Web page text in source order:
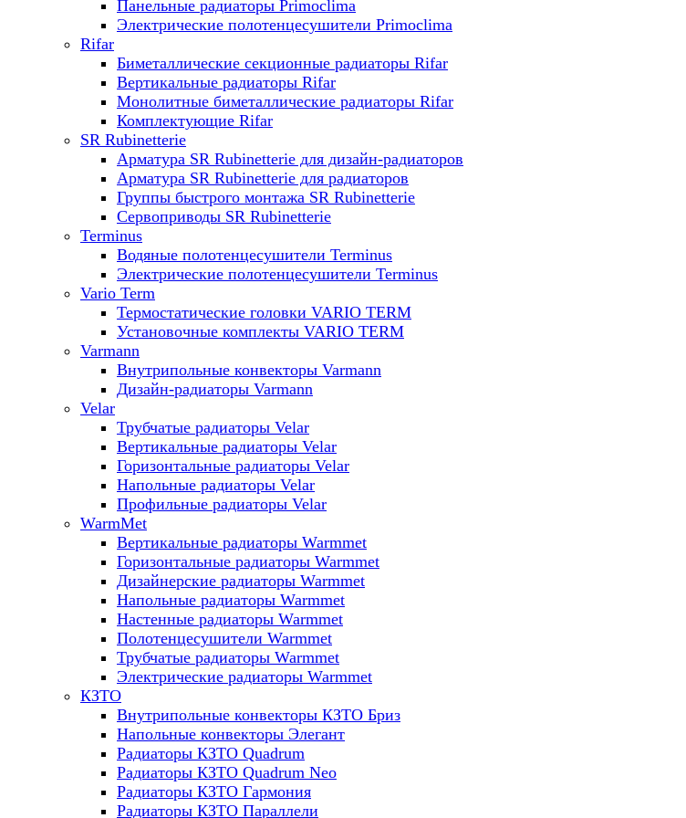
Панельные радиаторы Primoclima
Электрические полотенцесушители Primoclima
Rifar
Биметаллические секционные радиаторы Rifar
Вертикальные радиаторы Rifar
Монолитные биметаллические радиаторы Rifar
Комплектующие Rifar
SR Rubinetterie
Арматура SR Rubinetterie для дизайн-радиаторов
Арматура SR Rubinetterie для радиаторов
Группы быстрого монтажа SR Rubinetterie
Сервоприводы SR Rubinetterie
Terminus
Водяные полотенцесушители Terminus
Электрические полотенцесушители Terminus
Vario Term
Термостатические головки VARIO TERM
Установочные комплекты VARIO TERM
Varmann
Внутрипольные конвекторы Varmann
Дизайн-радиаторы Varmann
Velar
Трубчатые радиаторы Velar
Вертикальные радиаторы Velar
Горизонтальные радиаторы Velar
Напольные радиаторы Velar
Профильные радиаторы Velar
WarmMet
Вертикальные радиаторы Warmmet
Горизонтальные радиаторы Warmmet
Дизайнерские радиаторы Warmmet
Напольные радиаторы Warmmet
Настенные радиаторы Warmmet
Полотенцесушители Warmmet
Трубчатые радиаторы Warmmet
Электрические радиаторы Warmmet
КЗТО
Внутрипольные конвекторы КЗТО Бриз
Напольные конвекторы Элегант
Радиаторы КЗТО Quadrum
Радиаторы КЗТО Quadrum Neo
Радиаторы КЗТО Гармония
Радиаторы КЗТО Параллели